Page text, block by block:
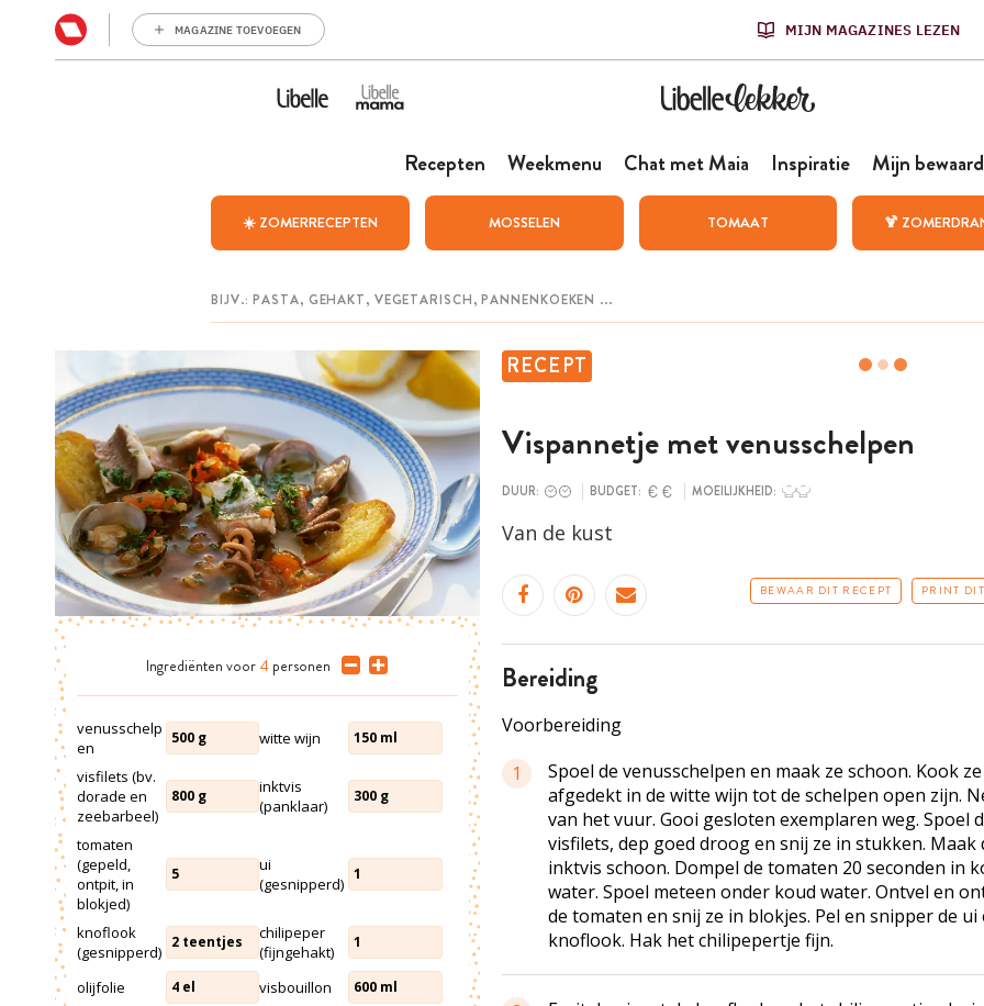
MAGAZINE TOEVOEGEN MIJN MAGAZINES LEZEN
Recepten Weekmenu Chat met Maia Inspiratie Mijn
☀️ ZOMERRECEPTEN MOSSELEN TOMAAT 🍹
RECEPT
Vispannetje met venusschelpen
DUUR: BUDGET: MOEILIJKHEID:
Van de kust
BEWAAR DIT RECEPT PRINT
bereiding
Voorbereiding
1
Spoel de venusschelpen en maak ze schoon. Kook ze
afgedekt in de witte wijn tot de schelpen open zijn.
van het vuur. Gooi gesloten exemplaren weg. Spoel
visfilets, dep goed droog en snij ze in stukken. Maak
inktvis schoon. Dompel de tomaten 20 seconden in
water. Spoel meteen onder koud water. Ontvel en
de tomaten en snij ze in blokjes. Pel en snipper de ui
knoflook. Hak het chilipepertje fijn.
Ingrediënten voor 4 personen
venusschelp
en
500 g witte wijn 150 ml
visfilets (bv.
dorade en
zeebarbeel)
800 g
inktvis
(panklaar)
300 g
tomaten
(gepeld,
ontpit, in
blokjed)
5
ui
(gesnipperd) 1
knoflook
(gesnipperd) 2 teentjes
chilipeper
(fijngehakt)
1
olijfolie 4 el visbouillon 600 ml